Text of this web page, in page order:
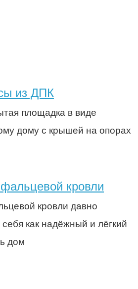
из ДПК
площадка в виде
дому с крышей на опорах
кровли
кровли давно
как надёжный и лёгкий
дом